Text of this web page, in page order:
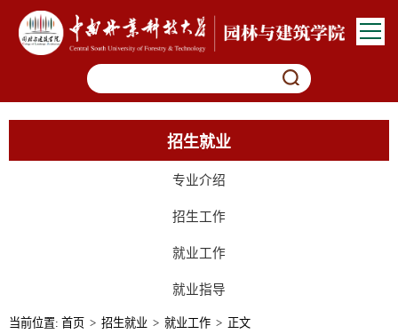
招生就业
专业介绍
招生工作
就业工作
就业指导
当前位置: 首页 > 招生就业 > 就业工作 > 正文